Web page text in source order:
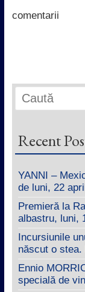
k
p
comentarii
Recent
YANNI –
de luni, 22
Premieră la
albastru, luni,
Incursiunile
născut o stea.
Ennio
specială de